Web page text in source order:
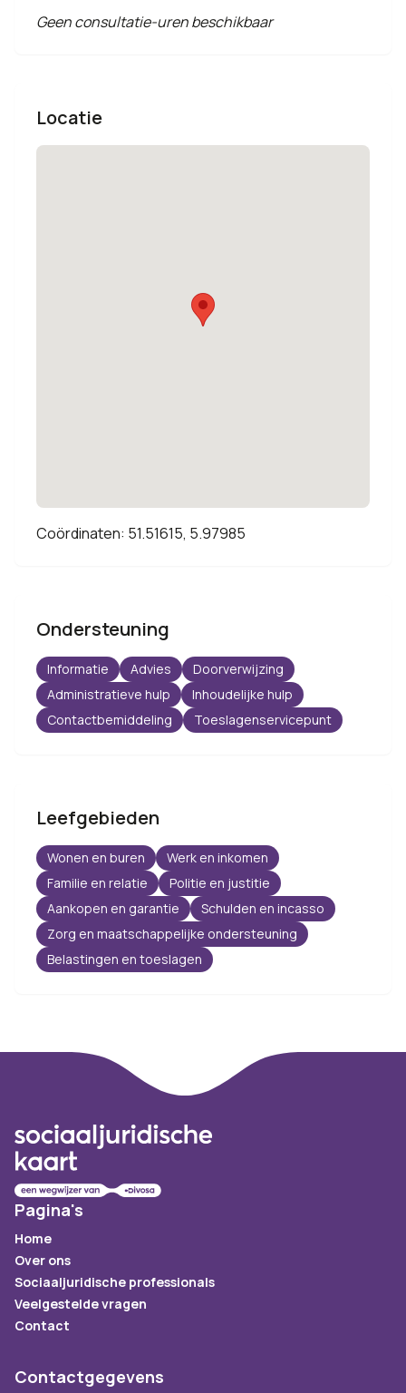
Geen consultatie-uren beschikbaar
Locatie
Coördinaten: 51.51615, 5.97985
Ondersteuning
Informatie Advies
Doorverwijzing
Administratieve hulp
Inhoudelijke hulp
Contactbemiddeling
Toeslagenservicepunt
Leefgebieden
Wonen en buren
Werk en inkomen
Familie en relatie
Politie en justitie
Aankopen en garantie
Schulden en incasso
Zorg en maatschappelijke ondersteuning
Belastingen en toeslagen
Pagina's
Home
Over ons
Sociaaljuridische professionals
Veelgestelde vragen
Contact
Contactgegevens